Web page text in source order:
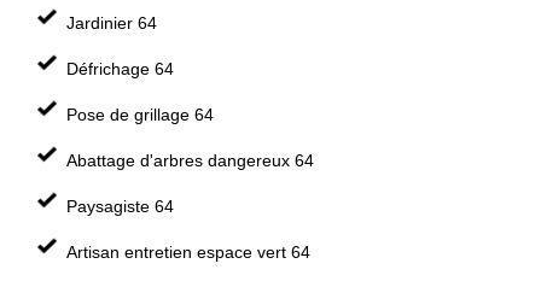
Jardinier 64
Défrichage 64
Pose de grillage 64
Abattage d'arbres dangereux 64
Paysagiste 64
Artisan entretien espace vert 64